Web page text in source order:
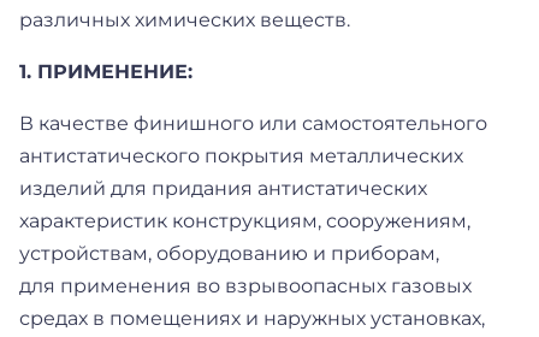
различных химических веществ.
1. ПРИМЕНЕНИЕ:
В качестве финишного или самостоятельного
антистатического покрытия металлических
изделий для придания антистатических
характеристик конструкциям, сооружениям,
устройствам, оборудованию и приборам,
для применения во взрывоопасных газовых
средах в помещениях и наружных установках,